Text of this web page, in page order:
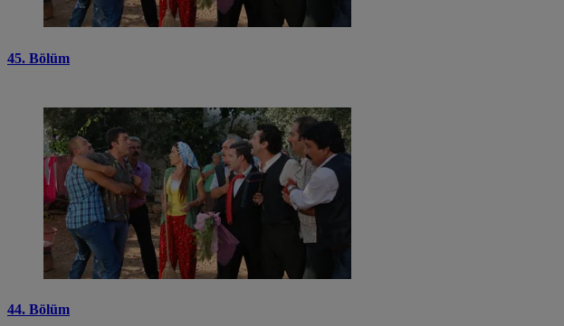
45. Bölüm
44. Bölüm